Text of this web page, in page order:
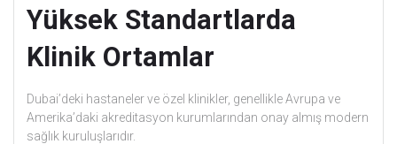
Yüksek Standartlarda
Klinik Ortamlar
Dubai’deki hastaneler ve özel klinikler, genellikle Avrupa ve
Amerika’daki akreditasyon kurumlarından onay almış modern
sağlık kuruluşlarıdır.